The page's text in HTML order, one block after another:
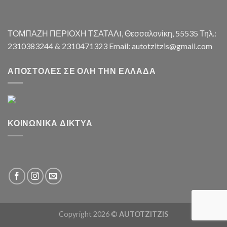
ΤΟΜΠΑΖΗ ΠΕΡΙΟΧΗ ΤΣΑΤΑΛI, Θεσσαλονίκη, 55535 Τηλ.:
2310383244 & 2310471323 Email: autotzitzis@gmail.com
ΑΠΟΣΤΟΛΈΣ ΣΕ ΌΛΗ ΤΗΝ ΕΛΛΆΔΑ
ΚΟΙΝΩΝΙΚΆ ΔΊΚΤΥΑ
Copyright 2026 © AUTOTZITZIS